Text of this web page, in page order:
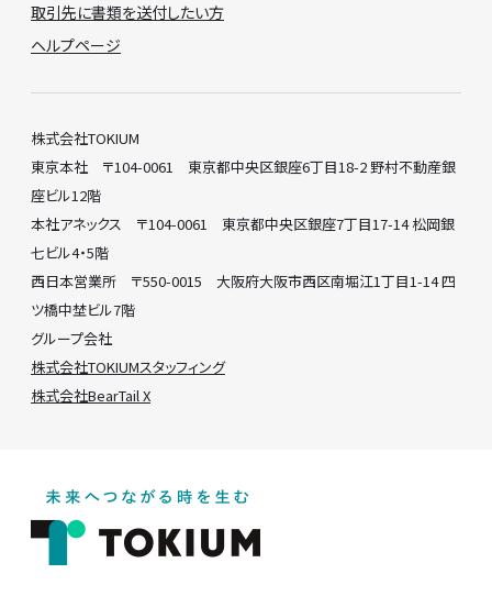
取引先に書類を送付したい方
ヘルプページ
株式会社TOKIUM
東京本社 〒104-0061 東京都中央区銀座6丁目18-2 野村不動産銀
座ビル12階
本社アネックス 〒104-0061 東京都中央区銀座7丁目17-14 松岡銀
七ビル4・5階
西日本営業所 〒550-0015 大阪府大阪市西区南堀江1丁目1-14 四
ツ橋中埜ビル7階
グループ会社
株式会社TOKIUMスタッフィング
株式会社BearTail X